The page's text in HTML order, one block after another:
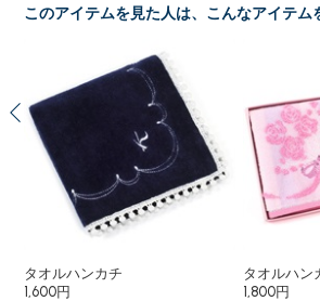
このアイテムを見た人は、こんなアイテム
タオルハンカチ
1,600円
タオルハン
1,800円